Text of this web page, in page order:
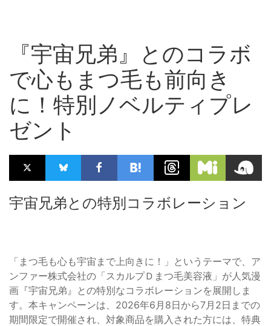
『宇宙兄弟』とのコラボ
で心もまつ毛も前向き
に！特別ノベルティプレ
ゼント
宇宙兄弟との特別コラボレーション
「まつ毛も心も宇宙まで上向きに！」というテーマで、ア
ンファー株式会社の「スカルプＤまつ毛美容液」が人気漫
画『宇宙兄弟』との特別なコラボレーションを展開しま
す。本キャンペーンは、2026年6月8日から7月2日までの
期間限定で開催され、対象商品を購入された方には、特典